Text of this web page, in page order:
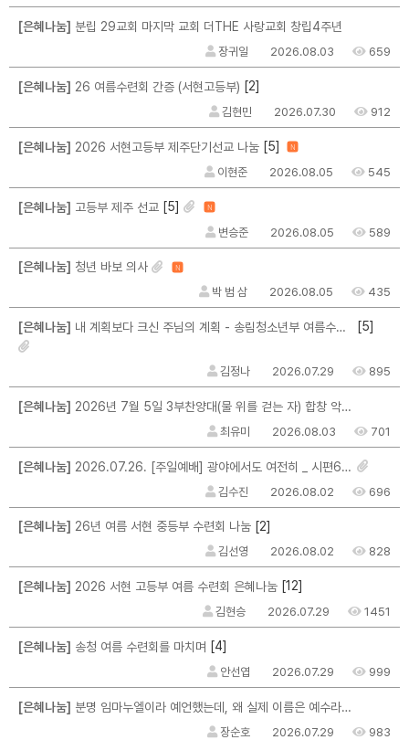
[은혜나눔] 분립 29교회 마지막 교회 더THE 사랑교회 창립4주년
장귀일 2026.08.03 659
[은혜나눔] 26 여름수련회 간증 (서현고등부) [2]
김현민 2026.07.30 912
[은혜나눔] 2026 서현고등부 제주단기선교 나눔 [5] N
이현준 2026.08.05 545
[은혜나눔] 고등부 제주 선교 [5] N
변승준 2026.08.05 589
[은혜나눔] 청년 바보 의사 N
박 범 삼 2026.08.05 435
[은혜나눔] 내 계획보다 크신 주님의 계획 - 송림청소년부 여름수련회를 마치며... [5]
김정나 2026.07.29 895
[은혜나눔] 2026년 7월 5일 3부찬양대(물 위를 걷는 자) 합창 악보를 구할 수 없을까요?
최유미 2026.08.03 701
[은혜나눔] 2026.07.26. [주일예배] 광야에서도 여전히 _ 시편63편 _ 마크최 목사님
김수진 2026.08.02 696
[은혜나눔] 26년 여름 서현 중등부 수련회 나눔 [2]
김선영 2026.08.02 828
[은혜나눔] 2026 서현 고등부 여름 수련회 은혜나눔 [12]
김현승 2026.07.29 1451
[은혜나눔] 송청 여름 수련회를 마치며 [4]
안선엽 2026.07.29 999
[은혜나눔] 분명 임마누엘이라 예언했는데, 왜 실제 이름은 예수라고 지었을까?
장순호 2026.07.29 983